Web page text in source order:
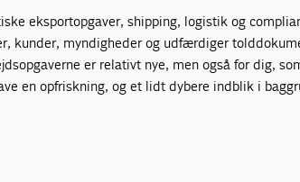
eksportopgaver, shipping, logistik og
kunder, myndigheder og udfærdiger
er relativt nye, men også for dig,
en opfriskning, og et lidt dybere indblik i